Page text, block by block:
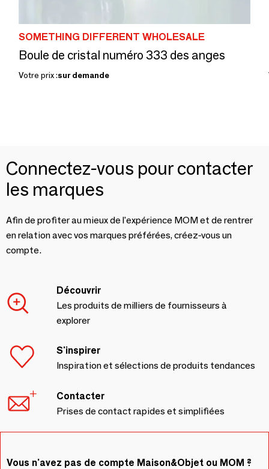
SOMETHING DIFFERENT WHOLESALE
Boule de cristal numéro 333 des anges
Votre prix :sur demande
Connectez-vous pour contacter
les marques
Afin de profiter au mieux de l'expérience MOM et de rentrer
en relation avec vos marques préférées, créez-vous un
compte.
Découvrir
Les produits de milliers de fournisseurs à
explorer
S'inspirer
Inspiration et sélections de produits tendances
Contacter
Prises de contact rapides et simplifiées
Vous n'avez pas de compte Maison&Objet ou MOM ?